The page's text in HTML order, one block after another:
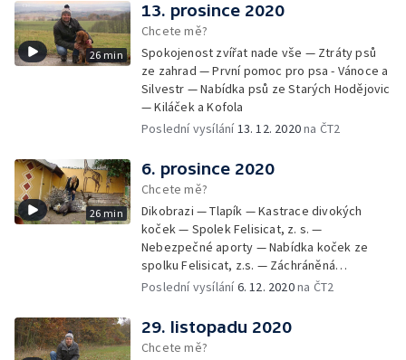
26 min
13. prosince 2020
Chcete mě?
Spokojenost zvířat nade vše — Ztráty psů
ze zahrad — První pomoc pro psa - Vánoce a
Silvestr — Nabídka psů ze Starých Hodějovic
— Kiláček a Kofola
Poslední vysílání13. 12. 2020na ČT2
26 min
6. prosince 2020
Chcete mě?
Dikobrazi — Tlapík — Kastrace divokých
koček — Spolek Felisicat, z. s. —
Nebezpečné aporty — Nabídka koček ze
spolku Felisicat, z.s. — Záchráněná
labradorka Terezka
Poslední vysílání6. 12. 2020na ČT2
29. listopadu 2020
Chcete mě?